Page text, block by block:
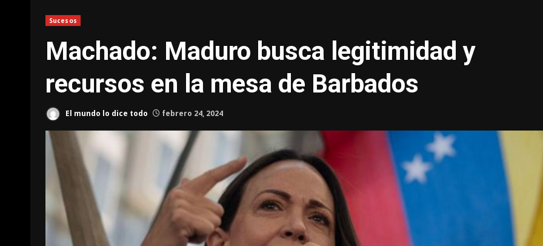
Sucesos
Machado: Maduro busca legitimidad y
recursos en la mesa de Barbados
El mundo lo dice todo febrero 24, 2024